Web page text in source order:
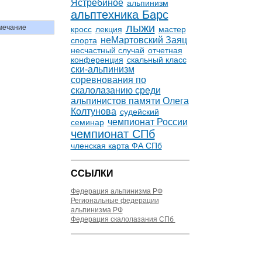
Ястребиное альпинизм
альптехника Барс
кросс лекция лыжи мастер
спорта неМартовский Заяц
несчастный случай отчетная
конференция скальный класс
ски-альпинизм
соревнования по
скалолазанию среди
альпинистов памяти Олега
Колтунова судейский
семинар чемпионат России
чемпионат СПб
членская карта ФА СПб
ССЫЛКИ
Федерация альпинизма РФ
Региональные федерации
альпинизма РФ
Федерация скалолазания СПб